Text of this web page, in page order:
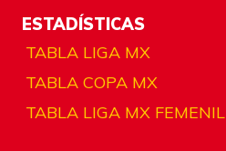
ESTADÍSTICAS
TABLA LIGA MX
TABLA COPA MX
TABLA LIGA MX FEMENIL